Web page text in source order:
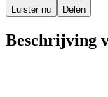
Luister nu Delen
Beschrijving